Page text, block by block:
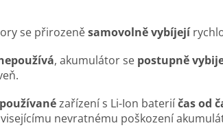
se přirozeněsamovolně vybíjejí
, akumulátor se postupně
zařízení s Li-Ion bateriíčas od
nevratnému poškození